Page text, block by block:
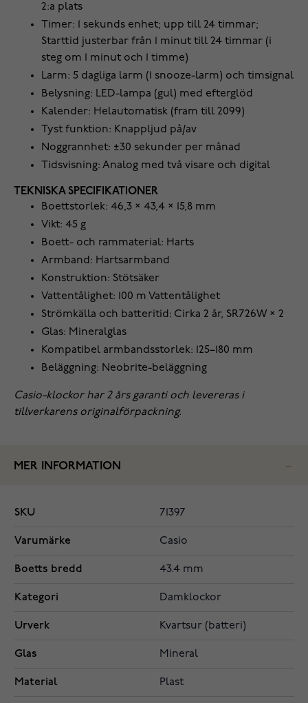
2:a plats
Timer: 1 sekunds enhet; upp till 24 timmar;
Starttid justerbar från 1 minut till 24 timmar (i
steg om 1 minut och 1 timme)
Larm: 5 dagliga larm (1 snooze-larm) och timsignal
Belysning: LED-lampa (gul) med efterglöd
Kalender: Helautomatisk (fram till 2099)
Tyst funktion: Knappljud på/av
Noggrannhet: ±30 sekunder per månad
Tidsvisning: Analog med två visare och digital
TEKNISKA SPECIFIKATIONER
Boettstorlek: 46,3 × 43,4 × 15,8 mm
Vikt: 45 g
Boett- och rammaterial: Harts
Armband: Hartsarmband
Konstruktion: Stötsäker
Vattentålighet: 100 m Vattentålighet
Strömkälla och batteritid: Cirka 2 år, SR726W × 2
Glas: Mineralglas
Kompatibel armbandsstorlek: 125–180 mm
Beläggning: Neobrite-beläggning
Casio-klockor har 2 års garanti och levereras i
tillverkarens originalförpackning.
MER INFORMATION
SKU 71397
Varumärke Casio
Boetts bredd 43.4 mm
Kategori Damklockor
Urverk Kvartsur (batteri)
Glas Mineral
Material Plast